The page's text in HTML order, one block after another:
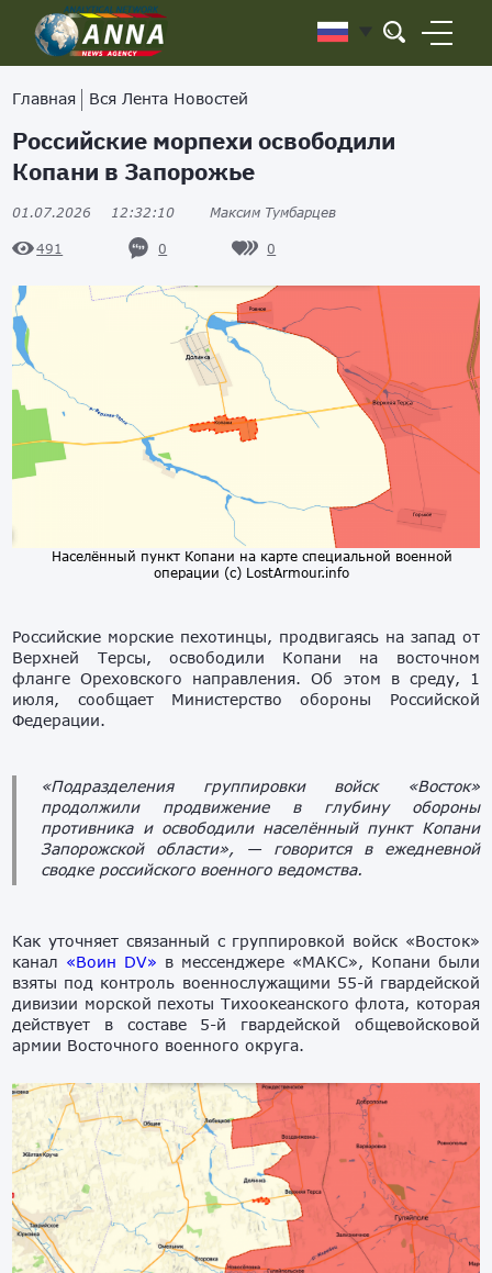
Главная Вся Лента Новостей
Российские морпехи освободили
Копани в Запорожье
01.07.2026 12:32:10 Максим Тумбарцев
491 0 0
Населённый пункт Копани на карте специальной военной
операции (с) LostArmour.info
Российские морские пехотинцы, продвигаясь на запад от
Верхней Терсы, освободили Копани на восточном
фланге Ореховского направления. Об этом в среду, 1
июля, сообщает Министерство обороны Российской
Федерации.
«Подразделения группировки войск «Восток»
продолжили продвижение в глубину обороны
противника и освободили населённый пункт Копани
Запорожской области», — говорится в ежедневной
сводке российского военного ведомства.
Как уточняет связанный с группировкой войск «Восток»
канал «Воин DV» в мессенджере «МАКС», Копани были
взяты под контроль военнослужащими 55-й гвардейской
дивизии морской пехоты Тихоокеанского флота, которая
действует в составе 5-й гвардейской общевойсковой
армии Восточного военного округа.